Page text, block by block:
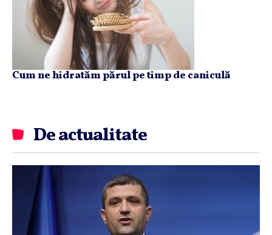
Cum ne hidratăm părul pe timp de caniculă
De actualitate